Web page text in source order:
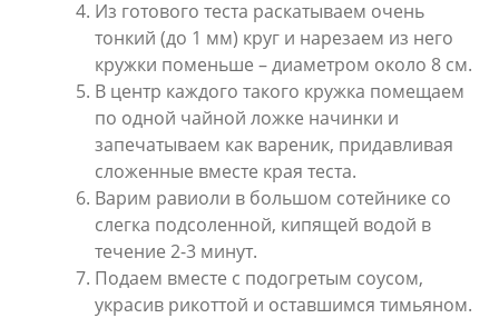
Из готового теста раскатываем очень
тонкий (до 1 мм) круг и нарезаем из него
кружки поменьше – диаметром около 8 см.
В центр каждого такого кружка помещаем
по одной чайной ложке начинки и
запечатываем как вареник, придавливая
сложенные вместе края теста.
Варим равиоли в большом сотейнике со
слегка подсоленной, кипящей водой в
течение 2-3 минут.
Подаем вместе с подогретым соусом,
украсив рикоттой и оставшимся тимьяном.